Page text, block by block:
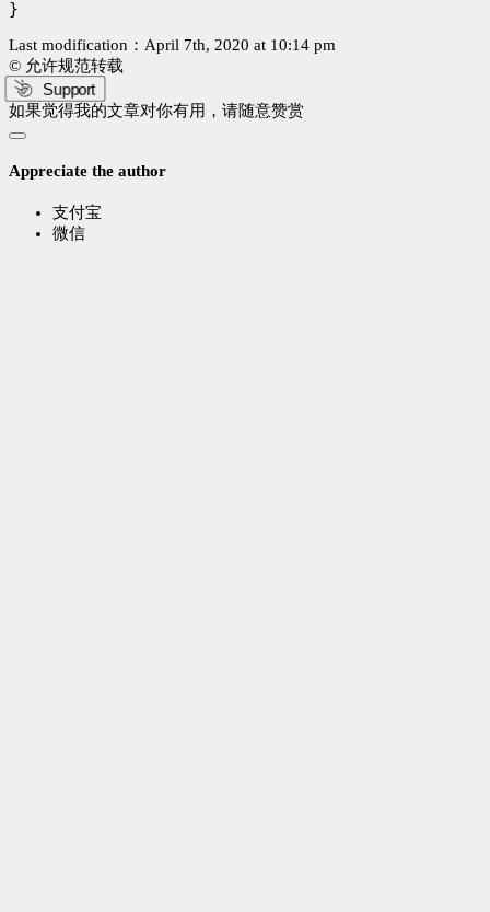
Last modification：April 7th, 2020 at 10:14 pm
© 允许规范转载
Support
如果觉得我的文章对你有用，请随意赞赏
Appreciate the author
支付宝
微信